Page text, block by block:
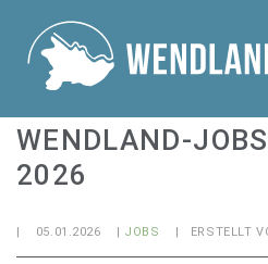
WENDLAND-
2026
| 05.01.2026 | JOBS | ERSTELLT